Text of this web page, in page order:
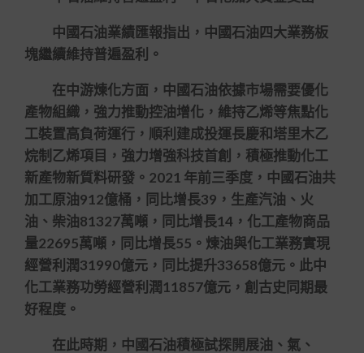
中國石油業績匯報指出，中國石油四大業務板
塊繼續維持普遍盈利。
在中游煉化方面，中國石油依據市場需要優化
產物組織，強力推動控油增化，維持乙烯等焦點化
工裝置高負荷運行，順利建成投運長慶和塔里木乙
烷制乙烯項目，強力增強科技首創，積極推動化工
新產物新質料研發。2021 年前三季度，中國石油共
加工原油912億桶，同比增長39，生產汽油、火
油、柴油81327萬噸，同比增長14，化工產物商品
量22695萬噸，同比增長55。煉油與化工業務實現
經營利潤31990億元，同比提升33658億元。此中
化工業務功勞經營利潤11857億元，創古史同期最
好程度。
在此時期，中國石油積極試探開展油、氣、